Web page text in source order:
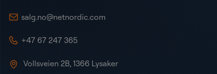
salg.no@netnordic.com
+47 67 247 365
Vollsveien 2B, 1366 Lysaker